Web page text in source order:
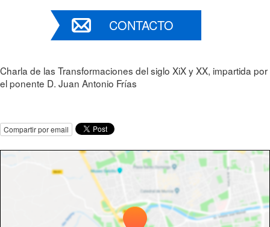
CONTACTO
Charla de las Transformaciones del siglo XiX y XX, impartida por
el ponente D. Juan Antonio Frías
Compartir por email